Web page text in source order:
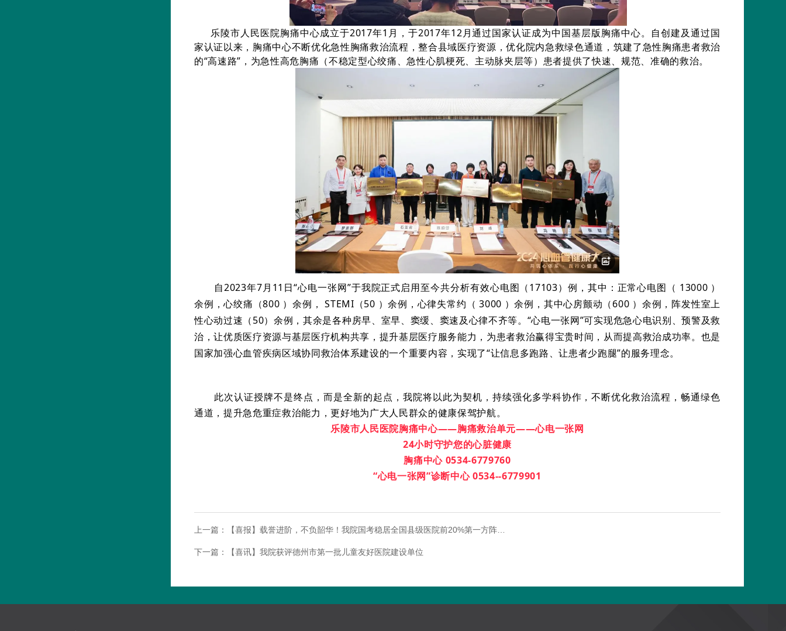
乐陵市人民医院胸痛中心成立于2017年1月，于2017年12月通过国家认证成为中国基层版胸痛中心。自创建及通过国
家认证以来，胸痛中心不断优化急性胸痛救治流程，整合县域医疗资源，优化院内急救绿色通道，筑建了急性胸痛患者救治
的“高速路”，为急性高危胸痛（不稳定型心绞痛、急性心肌梗死、主动脉夹层等）患者提供了快速、规范、准确的救治。
自2023年7月11日“心电一张网”于我院正式启用至今共分析有效心电图（17103）例，其中：正常心电图（ 13000 ）
余例，心绞痛（800 ）余例， STEMI（50 ）余例，心律失常约（ 3000 ）余例，其中心房颤动（600 ）余例，阵发性室上
性心动过速（50）余例，其余是各种房早、室早、窦缓、窦速及心律不齐等。“心电一张网”可实现危急心电识别、预警及救
治，让优质医疗资源与基层医疗机构共享，提升基层医疗服务能力，为患者救治赢得宝贵时间，从而提高救治成功率。也是
国家加强心血管疾病区域协同救治体系建设的一个重要内容，实现了“让信息多跑路、让患者少跑腿”的服务理念。
此次认证授牌不是终点，而是全新的起点，我院将以此为契机，持续强化多学科协作，不断优化救治流程，畅通绿色
通道，提升急危重症救治能力，更好地为广大人民群众的健康保驾护航。
乐陵市人民医院胸痛中心——胸痛救治单元——心电一张网
24小时守护您的心脏健康
胸痛中心 0534-6779760
“心电一张网”诊断中心 0534--6779901
上一篇： 【喜报】载誉进阶，不负韶华！我院国考稳居全国县级医院前20%第一方阵…
下一篇： 【喜讯】我院获评德州市第一批儿童友好医院建设单位